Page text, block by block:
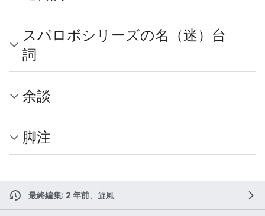
スパロボシリーズの名（迷）台
詞
余談
脚注
最終編集: 2 年前 旋風